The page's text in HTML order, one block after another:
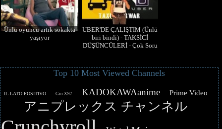
Ünlü oyuncu artık sokakta
yaşıyor
UBER'DE ÇALIŞTIM (Ünlü
biri bindi) - TAKSİCİ
DÜŞÜNCÜLERİ - Çok Soru
Top 10 Most Viewed Channels
IL LATO POSITIVO Gio X97 KADOKAWAanime Prime Video
アニプレックス チャンネル